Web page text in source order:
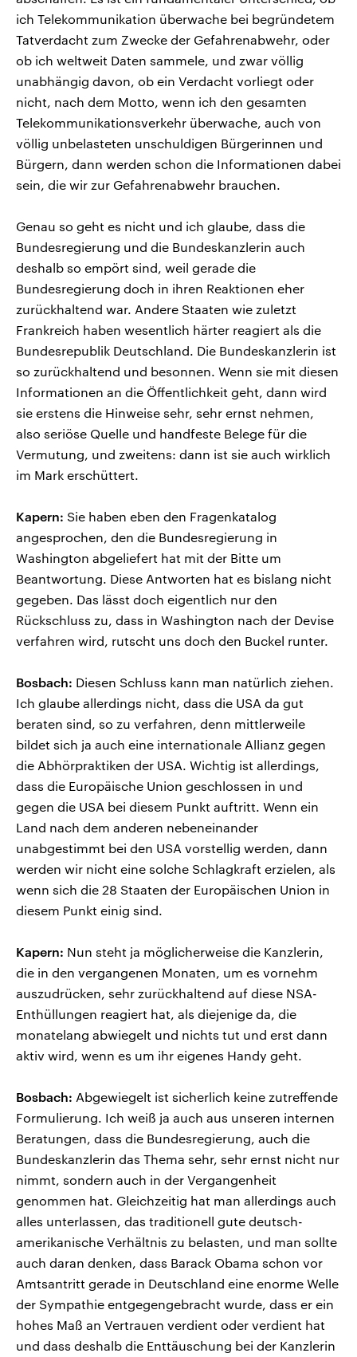
ich Telekommunikation überwache bei begründetem
Tatverdacht zum Zwecke der Gefahrenabwehr, oder
ob ich weltweit Daten sammele, und zwar völlig
unabhängig davon, ob ein Verdacht vorliegt oder
nicht, nach dem Motto, wenn ich den gesamten
Telekommunikationsverkehr überwache, auch von
völlig unbelasteten unschuldigen Bürgerinnen und
Bürgern, dann werden schon die Informationen dabei
sein, die wir zur Gefahrenabwehr brauchen.
Genau so geht es nicht und ich glaube, dass die
Bundesregierung und die Bundeskanzlerin auch
deshalb so empört sind, weil gerade die
Bundesregierung doch in ihren Reaktionen eher
zurückhaltend war. Andere Staaten wie zuletzt
Frankreich haben wesentlich härter reagiert als die
Bundesrepublik Deutschland. Die Bundeskanzlerin ist
so zurückhaltend und besonnen. Wenn sie mit diesen
Informationen an die Öffentlichkeit geht, dann wird
sie erstens die Hinweise sehr, sehr ernst nehmen,
also seriöse Quelle und handfeste Belege für die
Vermutung, und zweitens: dann ist sie auch wirklich
im Mark erschüttert.
Kapern: Sie haben eben den Fragenkatalog
angesprochen, den die Bundesregierung in
Washington abgeliefert hat mit der Bitte um
Beantwortung. Diese Antworten hat es bislang nicht
gegeben. Das lässt doch eigentlich nur den
Rückschluss zu, dass in Washington nach der Devise
verfahren wird, rutscht uns doch den Buckel runter.
Bosbach: Diesen Schluss kann man natürlich ziehen.
Ich glaube allerdings nicht, dass die USA da gut
beraten sind, so zu verfahren, denn mittlerweile
bildet sich ja auch eine internationale Allianz gegen
die Abhörpraktiken der USA. Wichtig ist allerdings,
dass die Europäische Union geschlossen in und
gegen die USA bei diesem Punkt auftritt. Wenn ein
Land nach dem anderen nebeneinander
unabgestimmt bei den USA vorstellig werden, dann
werden wir nicht eine solche Schlagkraft erzielen, als
wenn sich die 28 Staaten der Europäischen Union in
diesem Punkt einig sind.
Kapern: Nun steht ja möglicherweise die Kanzlerin,
die in den vergangenen Monaten, um es vornehm
auszudrücken, sehr zurückhaltend auf diese NSA-
Enthüllungen reagiert hat, als diejenige da, die
monatelang abwiegelt und nichts tut und erst dann
aktiv wird, wenn es um ihr eigenes Handy geht.
Bosbach: Abgewiegelt ist sicherlich keine zutreffende
Formulierung. Ich weiß ja auch aus unseren internen
Beratungen, dass die Bundesregierung, auch die
Bundeskanzlerin das Thema sehr, sehr ernst nicht nur
nimmt, sondern auch in der Vergangenheit
genommen hat. Gleichzeitig hat man allerdings auch
alles unterlassen, das traditionell gute deutsch-
amerikanische Verhältnis zu belasten, und man sollte
auch daran denken, dass Barack Obama schon vor
Amtsantritt gerade in Deutschland eine enorme Welle
der Sympathie entgegengebracht wurde, dass er ein
hohes Maß an Vertrauen verdient oder verdient hat
und dass deshalb die Enttäuschung bei der Kanzlerin